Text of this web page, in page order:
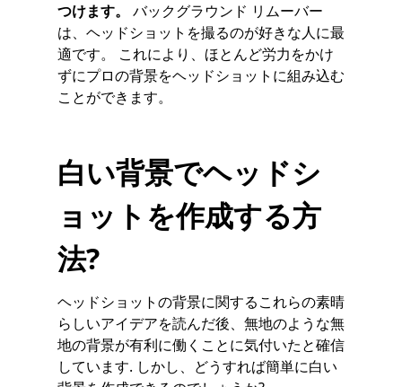
つけます。
バックグラウンド リムーバー
は、ヘッドショットを撮るのが好きな人に最
適です。 これにより、ほとんど労力をかけ
ずにプロの背景をヘッドショットに組み込む
ことができます。
白い背景でヘッドシ
ョットを作成する方
法?
ヘッドショットの背景に関するこれらの素晴
らしいアイデアを読んだ後、無地のような無
地の背景が有利に働くことに気付いたと確信
しています. しかし、どうすれば簡単に白い